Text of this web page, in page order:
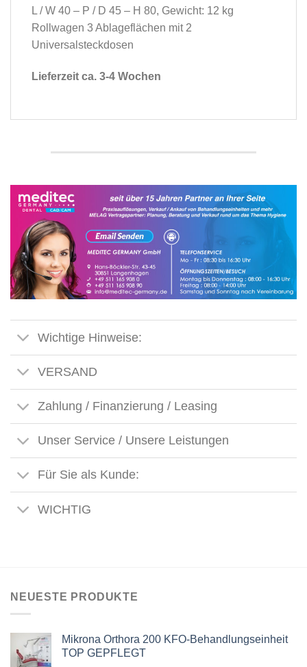
L / W 40 – P / D 45 – H 80, Gewicht: 12 kg
Rollwagen 3 Ablageflächen mit 2
Universalsteckdosen
Lieferzeit ca. 3-4 Wochen
Wichtige Hinweise:
VERSAND
Zahlung / Finanzierung / Leasing
Unser Service / Unsere Leistungen
Für Sie als Kunde:
WICHTIG
NEUESTE PRODUKTE
Mikrona Orthora 200 KFO-Behandlungseinheit
TOP GEPFLEGT